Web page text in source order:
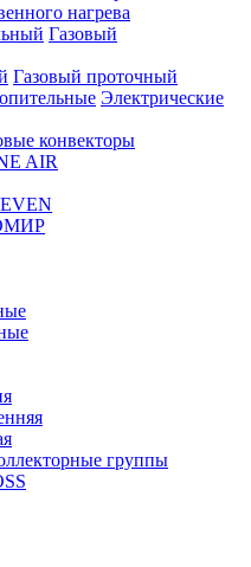
нагрева
Газовый
Газовый проточный
Электрические
конвекторы
AIR
группы